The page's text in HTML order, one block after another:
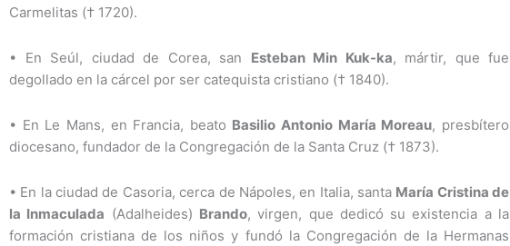
Carmelitas († 1720).
• En Seúl, ciudad de Corea, san Esteban Min Kuk-ka, mártir, que fue
degollado en la cárcel por ser catequista cristiano († 1840).
• En Le Mans, en Francia, beato Basilio Antonio María Moreau, presbítero
diocesano, fundador de la Congregación de la Santa Cruz († 1873).
• En la ciudad de Casoria, cerca de Nápoles, en Italia, santa María Cristina de
la Inmaculada (Adalheides) Brando, virgen, que dedicó su existencia a la
formación cristiana de los niños y fundó la Congregación de la Hermanas